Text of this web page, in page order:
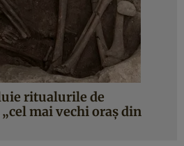
ritualurile de
mai vechi oraș din